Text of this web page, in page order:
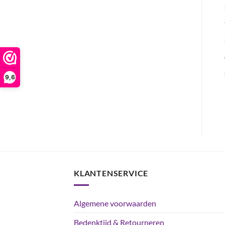
9,6
KLANTENSERVICE
Algemene voorwaarden
Bedenktijd & Retourneren